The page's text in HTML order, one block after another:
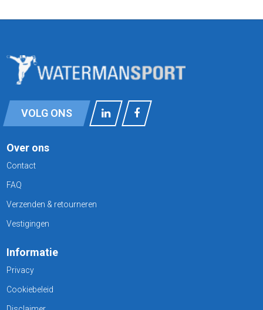
VOLG ONS
Over ons
Contact
FAQ
Verzenden & retourneren
Vestigingen
Informatie
Privacy
Cookiebeleid